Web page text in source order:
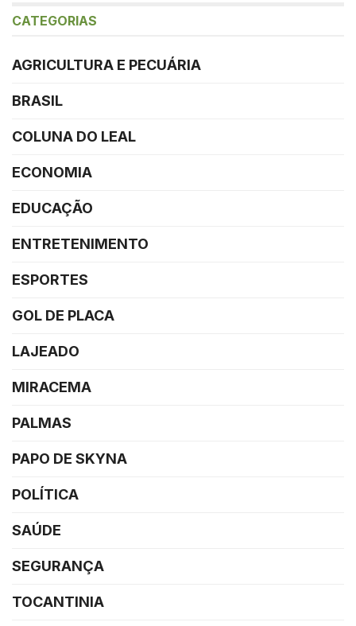
CATEGORIAS
AGRICULTURA E PECUÁRIA
BRASIL
COLUNA DO LEAL
ECONOMIA
EDUCAÇÃO
ENTRETENIMENTO
ESPORTES
GOL DE PLACA
LAJEADO
MIRACEMA
PALMAS
PAPO DE SKYNA
POLÍTICA
SAÚDE
SEGURANÇA
TOCANTINIA